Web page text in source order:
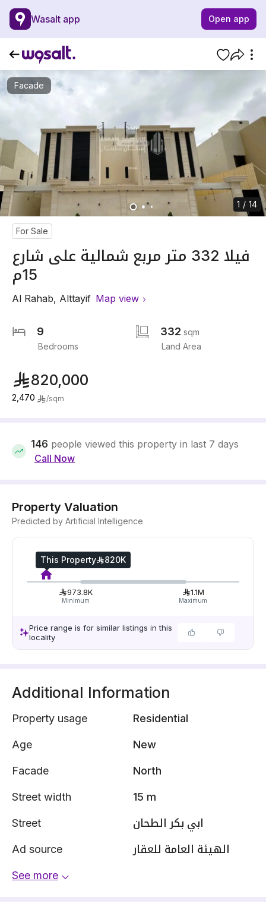
Wasalt app Open app
Facade
1 / 14
For Sale
فيلا 332 متر مربع شمالية على شارع
15م
Al Rahab, Alttayif Map view
9
Bedrooms
332 sqm
Land Area
820,000
2,470 /sqm
146 people viewed this property in last 7 days
Call Now
Property Valuation
Predicted by Artificial Intelligence
This Property 820K
973.8K
Minimum
1.1M
Maximum
Price range is for similar listings in this
locality
Additional Information
Property usage Residential
Age New
Facade North
Street width 15 m
Street ابي بكر الطحان
Ad source الهيئة العامة للعقار
See more